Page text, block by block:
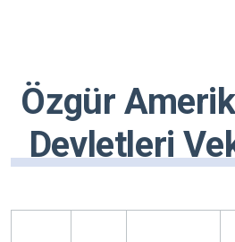
Özgür
Devletleri